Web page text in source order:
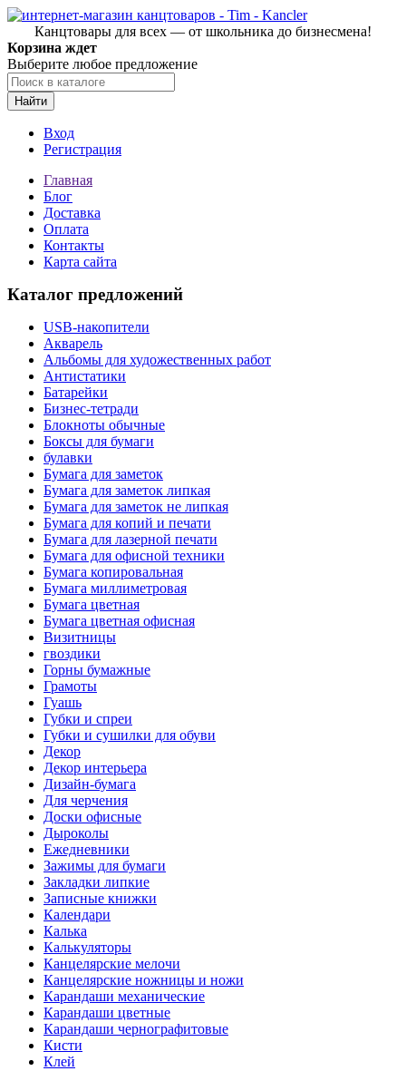
Канцтовары для всех — от школьника до бизнесмена!
Корзина ждет
Выберите любое предложение
Найти
Вход
Регистрация
Главная
Блог
Доставка
Оплата
Контакты
Карта сайта
Каталог предложений
USB-накопители
Акварель
Альбомы для художественных работ
Антистатики
Батарейки
Бизнес-тетради
Блокноты обычные
Боксы для бумаги
булавки
Бумага для заметок
Бумага для заметок липкая
Бумага для заметок не липкая
Бумага для копий и печати
Бумага для лазерной печати
Бумага для офисной техники
Бумага копировальная
Бумага миллиметровая
Бумага цветная
Бумага цветная офисная
Визитницы
гвоздики
Горны бумажные
Грамоты
Гуашь
Губки и спреи
Губки и сушилки для обуви
Декор
Декор интерьера
Дизайн-бумага
Для черчения
Доски офисные
Дыроколы
Ежедневники
Зажимы для бумаги
Закладки липкие
Записные книжки
Календари
Калька
Калькуляторы
Канцелярские мелочи
Канцелярские ножницы и ножи
Карандаши механические
Карандаши цветные
Карандаши чернографитовые
Кисти
Клей